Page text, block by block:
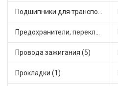
Подшипники для транспорта (11)
Предохранители, переключатели, кнопки автомобильные (6)
Провода зажигания (5)
Прокладки (1)